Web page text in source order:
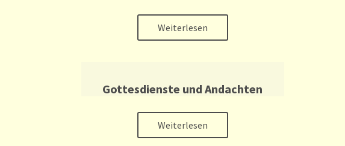
Weiterlesen
Gottesdienste und Andachten
Weiterlesen